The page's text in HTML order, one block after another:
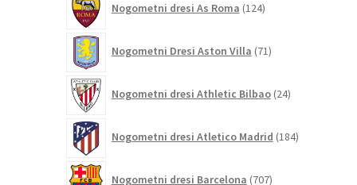
Nogometni dresi As Roma 124izdelkov
Nogometni Dresi Aston Villa 71izdelkov
Nogometni dresi Athletic Bilbao 24izdelkov
Nogometni dresi Atletico Madrid 184izdelkov
Nogometni dresi Barcelona 707